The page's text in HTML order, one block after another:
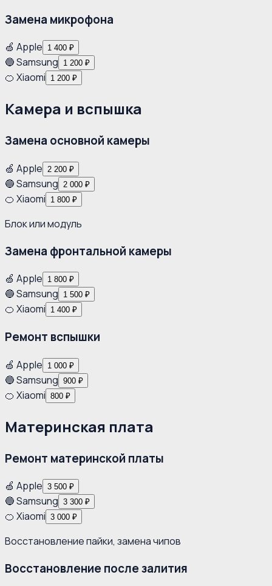
Замена микрофона
🍏 Apple 1 400 ₽
🔵 Samsung 1 200 ₽
🍊 Xiaomi 1 200 ₽
Камера и вспышка
Замена основной камеры
🍏 Apple 2 200 ₽
🔵 Samsung 2 000 ₽
🍊 Xiaomi 1 800 ₽
Блок или модуль
Замена фронтальной камеры
🍏 Apple 1 800 ₽
🔵 Samsung 1 500 ₽
🍊 Xiaomi 1 400 ₽
Ремонт вспышки
🍏 Apple 1 000 ₽
🔵 Samsung 900 ₽
🍊 Xiaomi 800 ₽
Материнская плата
Ремонт материнской платы
🍏 Apple 3 500 ₽
🔵 Samsung 3 300 ₽
🍊 Xiaomi 3 000 ₽
Восстановление пайки, замена чипов
Восстановление после залития